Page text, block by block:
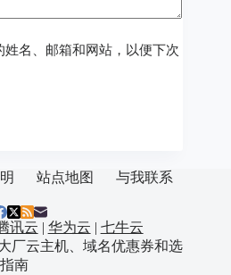
名、邮箱和网站，以便下次
站点地图 与我联系
讯云 | 华为云 | 七牛云
厂云主机、域名优惠券和选
南